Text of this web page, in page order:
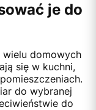
je do
domowych
się w kuchni,
do wybranej
do